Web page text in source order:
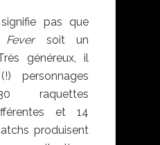
pas que
soit un
généreux, il
personnages
raquettes
et 14
produisent